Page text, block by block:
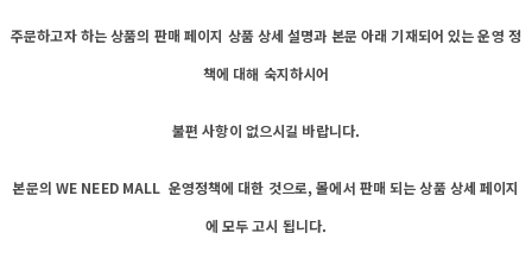
주문하고자 하는 상품의 판매 페이지 상품 상세 설명과 본문 아래 기재되어 있는 운영 정
책에 대해 숙지하시어
불편 사항이 없으시길 바랍니다.
본문의 WE NEED MALL 운영정책에 대한 것으로, 몰에서 판매 되는 상품 상세 페이지
에 모두 고시 됩니다.